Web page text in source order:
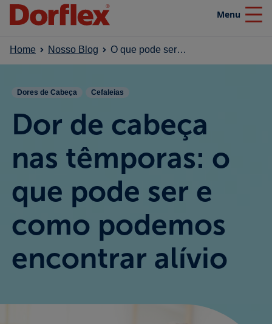
Menu
Close
Home
Nosso blog
Efeito SuperaDor
Campanhas
Home Nosso Blog O que pode ser a dor de cabeça nas têmporas?
Dores de Cabeça Cefaleias
Dor de cabeça
nas têmporas: o
que pode ser e
como podemos
encontrar alívio